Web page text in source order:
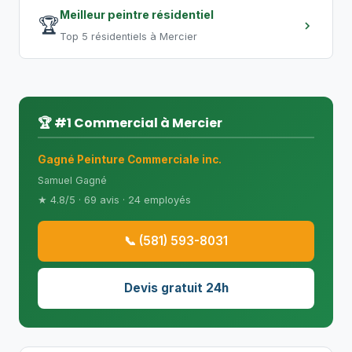
🏆Meilleur peintre résidentiel
Top 5 résidentiels à Mercier
🏆 #1 Commercial à Mercier
Gagné Peinture Commerciale inc.
Samuel Gagné
★ 4.8/5 · 69 avis · 24 employés
📞 (581) 593-8031
Devis gratuit 24h